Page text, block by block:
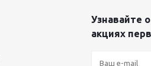
Узнавайте
акциях